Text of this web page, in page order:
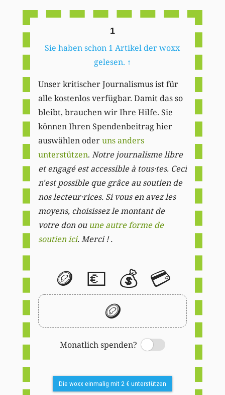
1
Sie haben schon 1 Artikel der woxx
gelesen. ↑
Unser kritischer Journalismus ist für
alle kostenlos verfügbar. Damit das so
bleibt, brauchen wir Ihre Hilfe. Sie
können Ihren Spendenbeitrag hier
auswählen oderuns anders
unterstützen. Notre journalisme libre
et engagé est accessible à tous·tes. Ceci
n'est possible que grâce au soutien de
nos lecteur·rices. Si vous en avez les
moyens, choisissez le montant de
votre don ou une autre forme de
soutien ici. Merci ! .
🪙 💶 💰 💳
🪙
Monatlich spenden?
Switch
Die woxx einmalig mit 2 € unterstützen